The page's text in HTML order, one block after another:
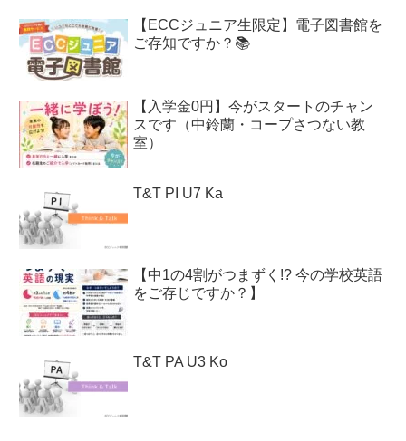
【ECCジュニア生限定】電子図書館を
ご存知ですか？📚
【入学金0円】今がスタートのチャン
スです（中鈴蘭・コープさつない教
室）
T&T PI U7 Ka
【中1の4割がつまずく!? 今の学校英語
をご存じですか？】
T&T PA U3 Ko